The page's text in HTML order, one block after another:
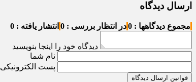
ارسال دیدگاه
مجموع دیدگاهها : 0 در انتظار بررسی : 0 انتشار یافته : 0
دیدگاه خود را اینجا بنویسید
نام شما
پست الکترونیکی
قوانین ارسال دیدگاه